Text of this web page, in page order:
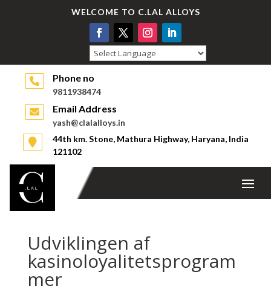
WELCOME TO C.LAL ALLOYS
Powered by
Phone no
9811938474
Email Address
yash@clalalloys.in
44th km. Stone, Mathura Highway, Haryana, India
121102
Udviklingen af ​​
kasinoloyalitetsprogram
mer